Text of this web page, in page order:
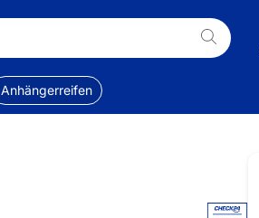
Anhängerreifen